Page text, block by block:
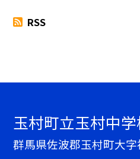
RSS
玉村町立玉村中
群馬県佐波郡玉村町大